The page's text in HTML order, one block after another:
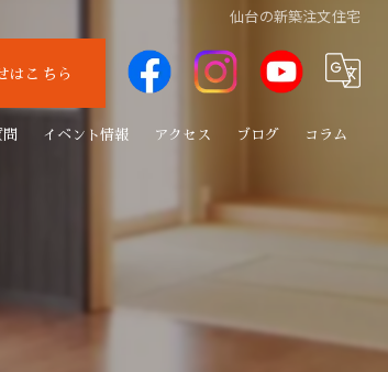
仙台の新築注文住宅
はこちら
問 イベント情報 アクセス ブログ コラム